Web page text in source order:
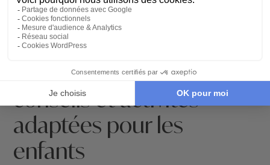
La Gaspésie en famille :
conseils et activités
adaptées pour les
enfants